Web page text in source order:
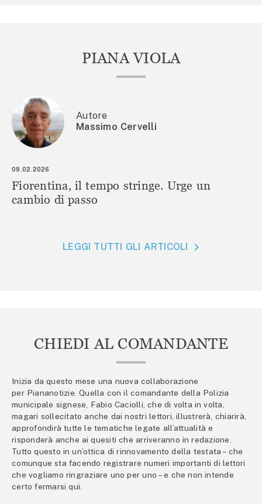
PIANA VIOLA
Autore
Massimo Cervelli
09.02.2026
Fiorentina, il tempo stringe. Urge un
cambio di passo
LEGGI TUTTI GLI ARTICOLI
CHIEDI AL COMANDANTE
Inizia da questo mese una nuova collaborazione
per Piananotizie. Quella con il comandante della Polizia
municipale signese, Fabio Caciolli, che di volta in volta,
magari sollecitato anche dai nostri lettori, illustrerà, chiarirà,
approfondirà tutte le tematiche legate all’attualità e
risponderà anche ai quesiti che arriveranno in redazione.
Tutto questo in un’ottica di rinnovamento della testata – che
comunque sta facendo registrare numeri importanti di lettori
che vogliamo ringraziare uno per uno – e che non intende
certo fermarsi qui.